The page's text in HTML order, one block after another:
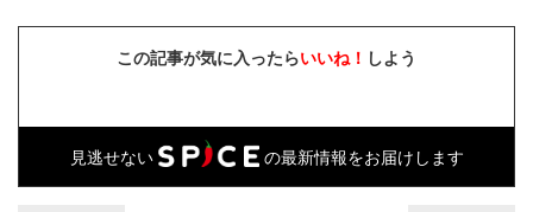
この記事が気に入ったらいいね！ しよう
見逃せない の最新情報をお届けします